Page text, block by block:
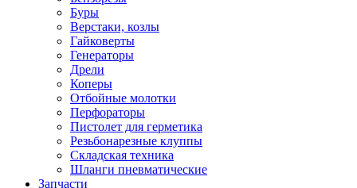
Буры
Верстаки, козлы
Гайковерты
Генераторы
Дрели
Коперы
Отбойные молотки
Перфораторы
Пистолет для герметика
Резьбонарезные клуппы
Складская техника
Шланги пневматические
Запчасти